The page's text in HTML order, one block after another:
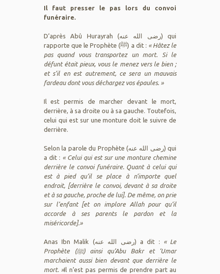
Il faut presser le pas lors du convoi
funéraire.
D’après Abû Hurayrah (رضى الله عنه) qui
rapporte que le Prophète (ﷺ) a dit : « Hâtez le
pas quand vous transportez un mort. Si le
défunt était pieux, vous le menez vers le bien ;
et s’il en est autrement, ce sera un mauvais
fardeau dont vous déchargez vos épaules. »
Il est permis de marcher devant le mort,
derrière, à sa droite ou à sa gauche. Toutefois,
celui qui est sur une monture doit le suivre de
derrière.
Selon la parole du Prophète (رضى الله عنه) qui
a dit : « Celui qui est sur une monture chemine
derrière le convoi funéraire. Quant à celui qui
est à pied qu’il se place à n’importe quel
endroit, [derrière le convoi, devant à sa droite
et à sa gauche, proche de lui]. De même, on prie
sur l’enfant [et on implore Allah pour qu’il
accorde à ses parents le pardon et la
miséricorde].»
Anas Ibn Malik (رضى الله عنه) a dit : « Le
Prophète (ﷺ) ainsi qu’Abu Bakr et ‘Umar
marchaient aussi bien devant que derrière le
mort. »Il n’est pas permis de prendre part au